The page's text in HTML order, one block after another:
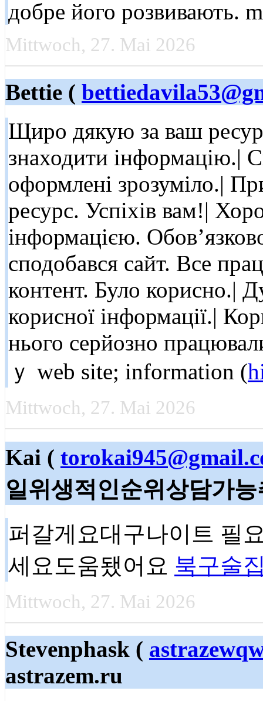
добре його розвивають.
Mittwoch, 27. Mai 2026
Bettie (
Щиро дякую за ваш
знаходити інформацію.|
оформлені зрозуміло.|
ресурс. Успіхів вам!|
інформацією.
сподобався сайт. Все
контент. Було корисно.|
корисної інформації.|
нього серйозно
ｙ web site; information (
Mittwoch, 27. Mai 2026
Kai (
일위생적인순위상담가
퍼갈게요대구나이트 필
세요도움됐어요 북구술
Mittwoch, 27. Mai 2026
Stevenphask (
astrazem.ru